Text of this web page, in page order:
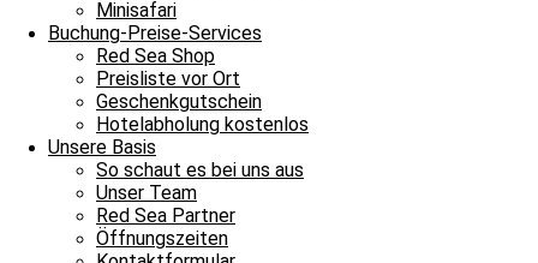
Minisafari
Buchung-Preise-Services
Red Sea Shop
Preisliste vor Ort
Geschenkgutschein
Hotelabholung kostenlos
Unsere Basis
So schaut es bei uns aus
Unser Team
Red Sea Partner
Öffnungszeiten
Aaron
Luana